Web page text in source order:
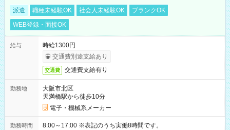
派遣 職種未経験OK 社会人未経験OK
ブランクOK
WEB登録・面接OK
給与
時給1300円
交通費別途支給あり
交通費 交通費支給有り
勤務地
大阪市北区
天満橋駅から徒歩10分
電子・機械系メーカー
勤務時間 8:00～17:00 ※表記のうち実働8時間です。